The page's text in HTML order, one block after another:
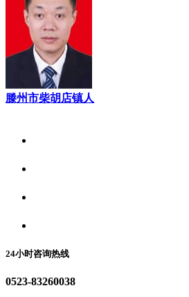
滕州市柴胡店镇人
24小时咨询热线
0523-83260038